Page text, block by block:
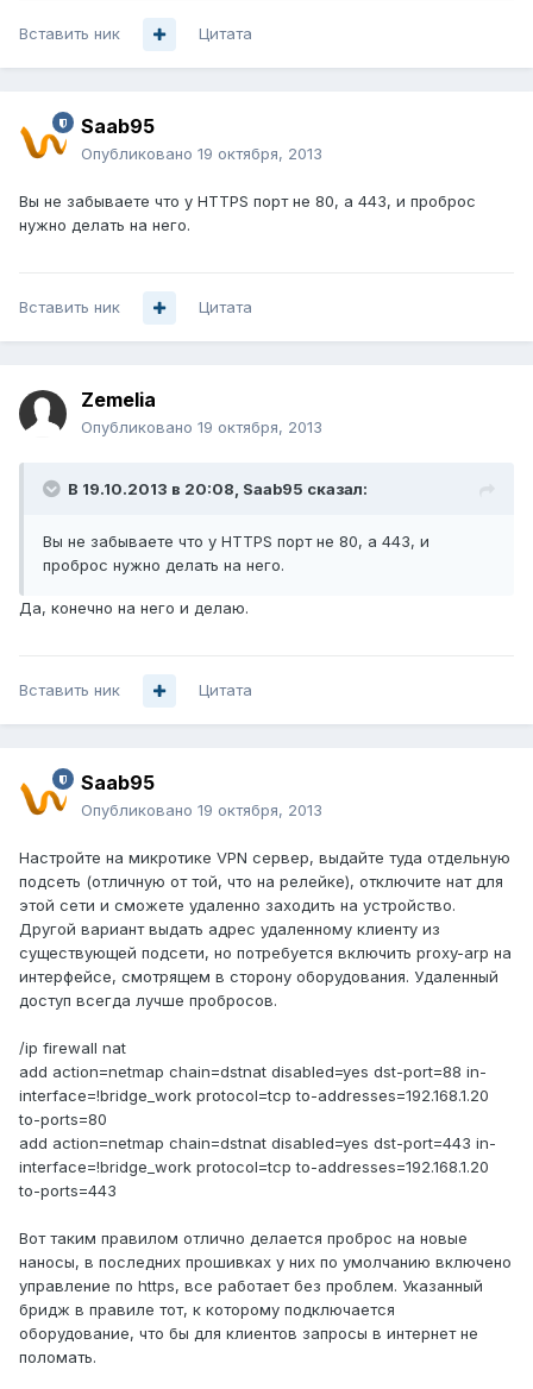
Вставить ник Цитата
Saab95
Опубликовано 19 октября, 2013
Вы не забываете что у HTTPS порт не 80, а 443, и проброс
нужно делать на него.
Вставить ник Цитата
Zemelia
Опубликовано 19 октября, 2013
В 19.10.2013 в 20:08, Saab95 сказал:
Вы не забываете что у HTTPS порт не 80, а 443, и
проброс нужно делать на него.
Да, конечно на него и делаю.
Вставить ник Цитата
Saab95
Опубликовано 19 октября, 2013
Настройте на микротике VPN сервер, выдайте туда отдельную
подсеть (отличную от той, что на релейке), отключите нат для
этой сети и сможете удаленно заходить на устройство.
Другой вариант выдать адрес удаленному клиенту из
существующей подсети, но потребуется включить proxy-arp на
интерфейсе, смотрящем в сторону оборудования. Удаленный
доступ всегда лучше пробросов.
/ip firewall nat
add action=netmap chain=dstnat disabled=yes dst-port=88 in-
interface=!bridge_work protocol=tcp to-addresses=192.168.1.20
to-ports=80
add action=netmap chain=dstnat disabled=yes dst-port=443 in-
interface=!bridge_work protocol=tcp to-addresses=192.168.1.20
to-ports=443
Вот таким правилом отлично делается проброс на новые
наносы, в последних прошивках у них по умолчанию включено
управление по https, все работает без проблем. Указанный
бридж в правиле тот, к которому подключается
оборудование, что бы для клиентов запросы в интернет не
поломать.